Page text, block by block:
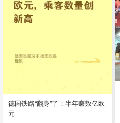
德国铁路“翻身”了：半年赚数亿欧
元